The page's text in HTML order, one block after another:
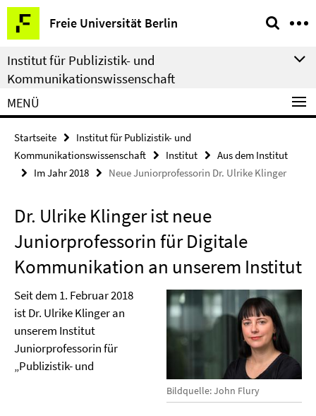
Springe
direkt
zu
Inhalt
Freie Universität Berlin
Service-
Navigation
Institut für Publizistik- und
Kommunikationswissenschaft
MENÜ
Startseite
Institut für Publizistik- und
Kommunikationswissenschaft
Institut
Aus dem Institut
Im Jahr 2018
Neue Juniorprofessorin Dr. Ulrike Klinger
Dr. Ulrike Klinger ist neue
Juniorprofessorin für Digitale
Kommunikation an unserem Institut
Bildquelle: John Flury
Seit dem 1. Februar 2018
ist Dr. Ulrike Klinger an
unserem Institut
Juniorprofessorin für
„Publizistik- und